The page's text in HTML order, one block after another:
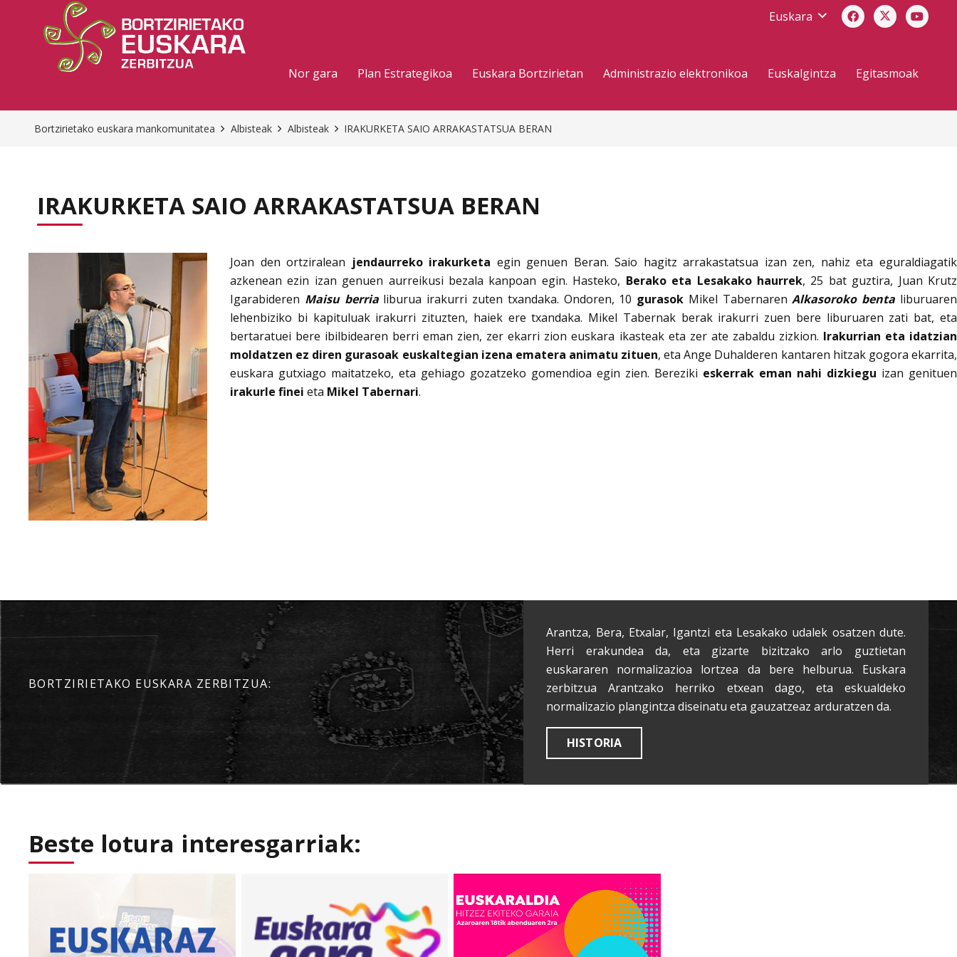
Euskara
Nor gara Plan Estrategikoa Euskara Bortzirietan Administrazio elektronikoa Euskalgintza Egitasmoak
Bortzirietako euskara mankomunitatea Albisteak Albisteak IRAKURKETA SAIO ARRAKASTATSUA BERAN
IRAKURKETA SAIO ARRAKASTATSUA BERAN
Joan den ortziralean jendaurreko irakurketa egin genuen Beran. Saio hagitz arrakastatsua izan zen, nahiz eta eguraldiagatik
azkenean ezin izan genuen aurreikusi bezala kanpoan egin. Hasteko, Berako eta Lesakako haurrek, 25 bat guztira, Juan Krutz
Igarabideren Maisu berrialiburua irakurri zuten txandaka. Ondoren, 10 gurasok Mikel TabernarenAlkasoroko benta liburuaren
lehenbiziko bi kapituluak irakurri zituzten, haiek ere txandaka. Mikel Tabernak berak irakurri zuen bere liburuaren zati bat, eta
bertaratuei bere ibilbidearen berri eman zien, zer ekarri zion euskara ikasteak eta zer ate zabaldu zizkion. Irakurrian eta idatzian
moldatzen ez diren gurasoak euskaltegian izena ematera animatu zituen, eta Ange Duhalderen kantaren hitzak gogora ekarrita,
euskara gutxiago maitatzeko, eta gehiago gozatzeko gomendioa egin zien. Bereziki eskerrak eman nahi dizkiegu izan genituen
irakurle finei eta Mikel Tabernari.
BORTZIRIETAKO EUSKARA ZERBITZUA:
Arantza, Bera, Etxalar, Igantzi eta Lesakako udalek osatzen dute.
Herri erakundea da, eta gizarte bizitzako arlo guztietan
euskararen normalizazioa lortzea da bere helburua. Euskara
zerbitzua Arantzako herriko etxean dago, eta eskualdeko
normalizazio plangintza diseinatu eta gauzatzeaz arduratzen da.
HISTORIA
Beste lotura interesgarriak: